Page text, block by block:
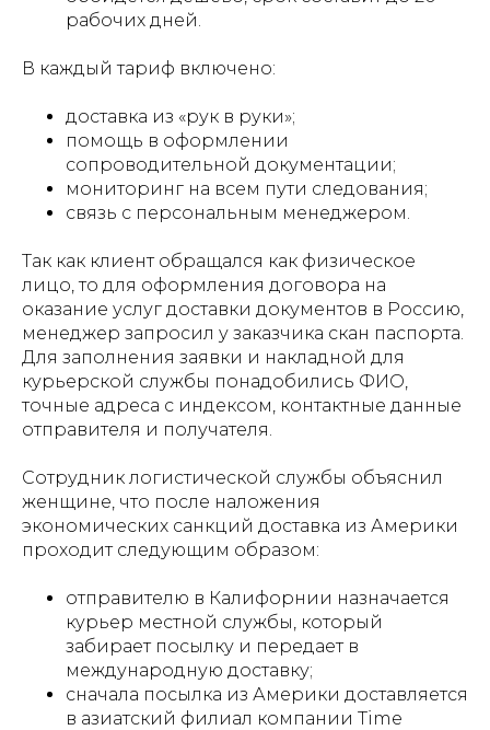
рабочих дней.
В каждый тариф включено:
доставка из «рук в руки»;
помощь в оформлении
сопроводительной документации;
мониторинг на всем пути следования;
связь с персональным менеджером.
Так как клиент обращался как физическое
лицо, то для оформления договора на
оказание услуг доставки документов в Россию,
менеджер запросил у заказчика скан паспорта.
Для заполнения заявки и накладной для
курьерской службы понадобились ФИО,
точные адреса с индексом, контактные данные
отправителя и получателя.
Сотрудник логистической службы объяснил
женщине, что после наложения
экономических санкций доставка из Америки
проходит следующим образом:
отправителю в Калифорнии назначается
курьер местной службы, который
забирает посылку и передает в
международную доставку;
сначала посылка из Америки доставляется
в азиатский филиал компании Time